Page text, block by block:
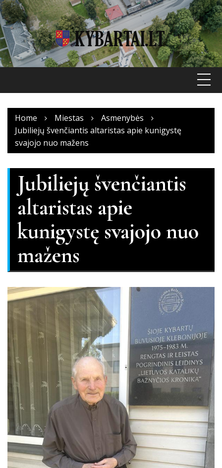
Skip
to
content
Home Miestas
Asmenybės
Jubiliejų švenčiantis altaristas apie kunigystę
svajojo nuo mažens
Jubiliejų švenčiantis
altaristas apie
kunigystę svajojo nuo
mažens